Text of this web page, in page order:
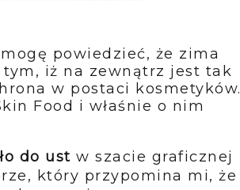
powiedzieć, że zima
iż na zewnątrz jest tak
w postaci kosmetyków.
Food i właśnie o nim
do ust w szacie graficznej
który przypomina mi, że